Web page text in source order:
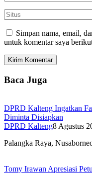
Simpan nama, email,
untuk komentar saya
Baca Juga
DPRD Kalteng Ingatkan
Diminta Disiapkan
DPRD Kalteng8 Agustus
Palangka Raya,
Tomy Irawan Apresiasi